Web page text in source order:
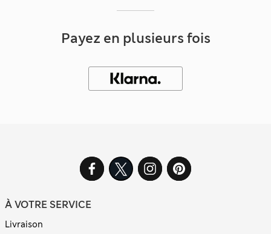
Payez en plusieurs fois
À VOTRE SERVICE
Livraison